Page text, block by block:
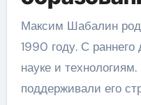
Максим Шабалин
1990 году. С раннего
науке и
поддерживали его